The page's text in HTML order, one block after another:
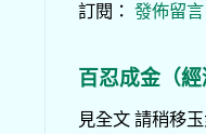
訂閱： 發佈留
百忍成金（
見全文 請稍移